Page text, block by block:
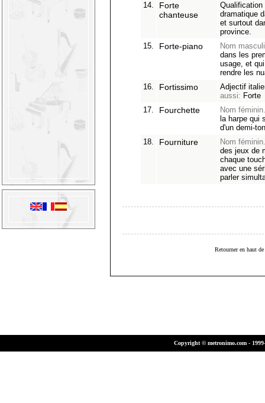
14.
Forte
chanteuse
Qualification
dramatique
et surtout
province.
15.
Forte-piano
Nom
dans les
usage, et
rendre les
16.
Fortissimo
Adjectif
aussi: Forte
17.
Fourchette
Nom féminin.
la harpe qui
d'un demi-
18.
Fourniture
Nom féminin.
des jeux de
chaque
avec une
parler
Retourner en haut de
Copyright © metronimo.com -